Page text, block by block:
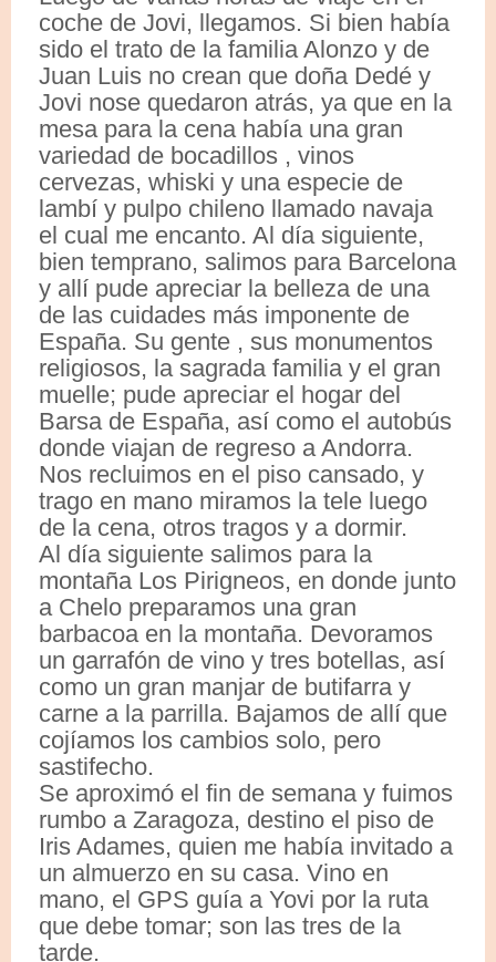
coche de Jovi, llegamos. Si bien había
sido el trato de la familia Alonzo y de
Juan Luis no crean que doña Dedé y
Jovi nose quedaron atrás, ya que en la
mesa para la cena había una gran
variedad de bocadillos , vinos
cervezas, whiski y una especie de
lambí y pulpo chileno llamado navaja
el cual me encanto. Al día siguiente,
bien temprano, salimos para Barcelona
y allí pude apreciar la belleza de una
de las cuidades más imponente de
España. Su gente , sus monumentos
religiosos, la sagrada familia y el gran
muelle; pude apreciar el hogar del
Barsa de España, así como el autobús
donde viajan de regreso a Andorra.
Nos recluimos en el piso cansado, y
trago en mano miramos la tele luego
de la cena, otros tragos y a dormir.
Al día siguiente salimos para la
montaña Los Pirigneos, en donde junto
a Chelo preparamos una gran
barbacoa en la montaña. Devoramos
un garrafón de vino y tres botellas, así
como un gran manjar de butifarra y
carne a la parrilla. Bajamos de allí que
cojíamos los cambios solo, pero
sastifecho.
Se aproximó el fin de semana y fuimos
rumbo a Zaragoza, destino el piso de
Iris Adames, quien me había invitado a
un almuerzo en su casa. Vino en
mano, el GPS guía a Yovi por la ruta
que debe tomar; son las tres de la
tarde.